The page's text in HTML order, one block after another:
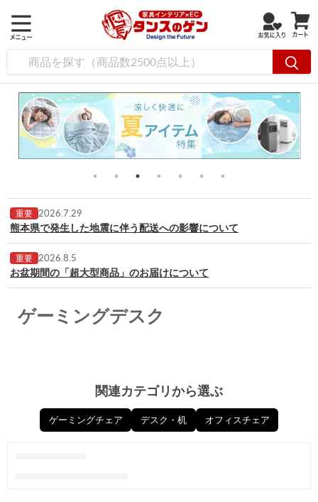
重要 2026.7.29
熊本県で発生した地震に伴う配送への影響について
重要 2026.8.5
お盆期間の「超大型商品」のお届けについて
ゲーミングデスク
関連カテゴリから選ぶ
ゲーミングチェア デスク・机 オフィスチェア